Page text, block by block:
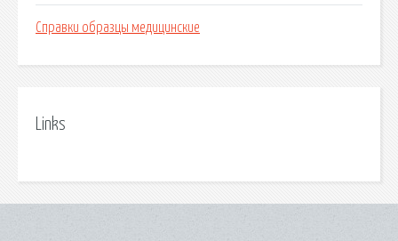
Справки образцы медицинские
Links